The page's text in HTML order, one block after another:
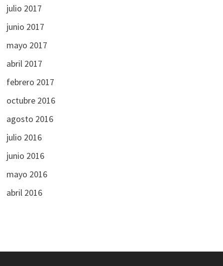
julio 2017
junio 2017
mayo 2017
abril 2017
febrero 2017
octubre 2016
agosto 2016
julio 2016
junio 2016
mayo 2016
abril 2016